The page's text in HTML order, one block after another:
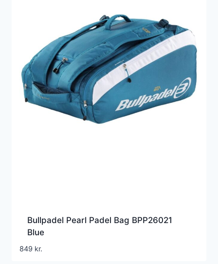
Bullpadel Pearl Padel Bag BPP26021
Blue
849 kr.